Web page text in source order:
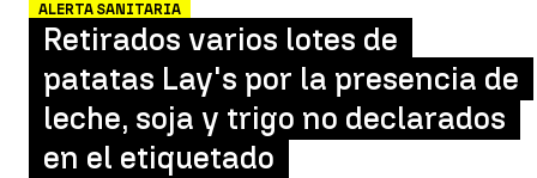
ALERTA SANITARIA
Retirados varios lotes de
patatas Lay's por la presencia de
leche, soja y trigo no declarados
en el etiquetado